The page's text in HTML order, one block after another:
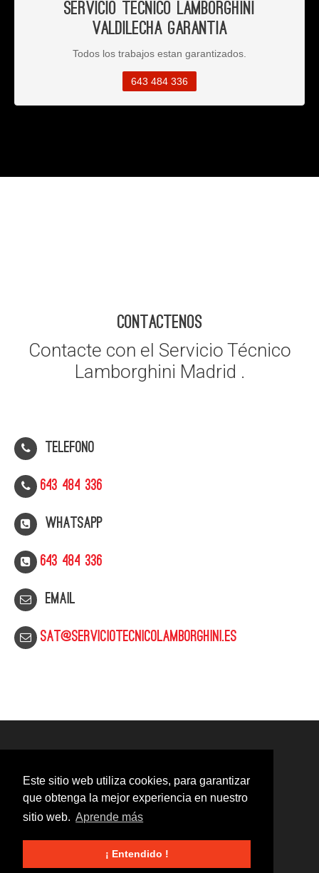
Este sitio web utiliza cookies, para garantizar
que obtenga la mejor experiencia en nuestro
sitio web. Aprende más
¡ Entendido !
Servicio Tecnico Lamborghini
Valdilecha Garantia
Todos los trabajos estan garantizados.
643 484 336
CONTACTENOS
Contacte con el Servicio Técnico
Lamborghini Madrid .
Telefono
643 484 336
WhatsApp
643 484 336
Email
sat@serviciotecnicolamborghini.es
© 2020 Servicio Técnico Lamborghini